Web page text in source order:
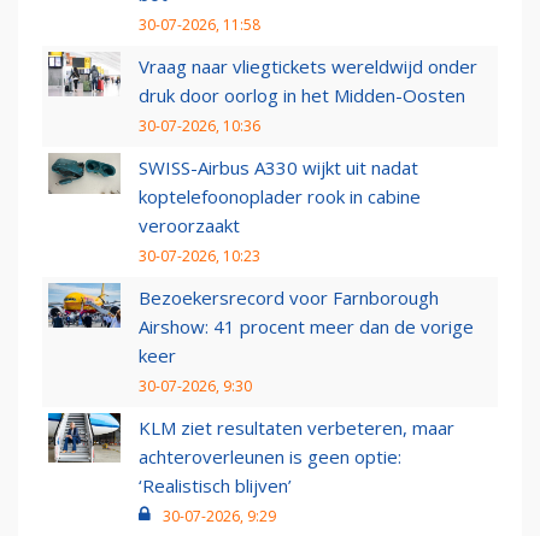
30-07-2026, 11:58
Vraag naar vliegtickets wereldwijd onder
druk door oorlog in het Midden-Oosten
30-07-2026, 10:36
SWISS-Airbus A330 wijkt uit nadat
koptelefoonoplader rook in cabine
veroorzaakt
30-07-2026, 10:23
Bezoekersrecord voor Farnborough
Airshow: 41 procent meer dan de vorige
keer
30-07-2026, 9:30
KLM ziet resultaten verbeteren, maar
achteroverleunen is geen optie:
‘Realistisch blijven’
30-07-2026, 9:29